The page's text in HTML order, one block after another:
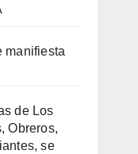
manifiesta
de Los
Obreros,
se